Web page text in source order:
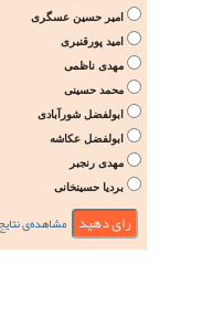
امیر حسین عسگری
امید پورقنبری
مهدی ناظمی
محمد حسینی
ابولفضل شورآبادی
ابولفضل عکاشه
مهدی رنجبر
بردیا حسینخانی
مشاهده‌ی